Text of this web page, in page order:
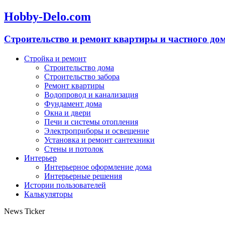
Hobby-Delo.com
Cтроительство и ремонт квартиры и частного
Стройка и ремонт
Строительство дома
Строительство забора
Ремонт квартиры
Водопровод и канализация
Фундамент дома
Окна и двери
Печи и системы отопления
Электроприборы и освещение
Установка и ремонт сантехники
Стены и потолок
Интерьер
Интерьерное оформление дома
Интерьерные решения
Истории пользователей
Калькуляторы
News Ticker